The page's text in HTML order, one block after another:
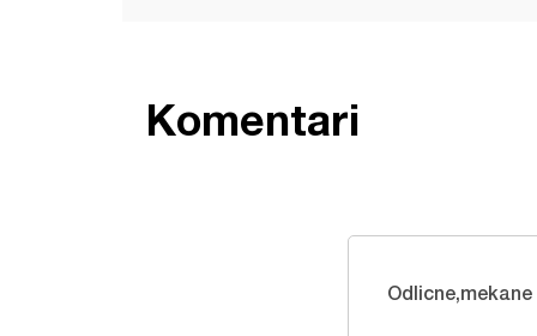
Komentari